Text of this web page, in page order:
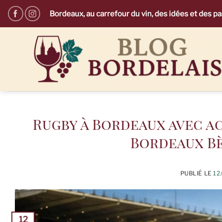
Passer
au
Bordeaux, au carrefour du vin, des idées et des
Rugby à Bordeaux avec
Bordeaux
PUBLIÉ LE
12